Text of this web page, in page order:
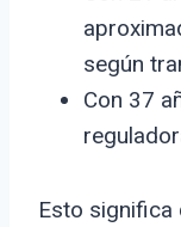
según
Con 37
Esto